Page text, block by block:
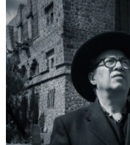
Editorial
Nacional
Colaboradores
Internacional
Cultura